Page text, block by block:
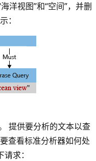
洋视图”和“空间”，并删
：
提供要分析的文本以查
查看标准分析器如何处
求：